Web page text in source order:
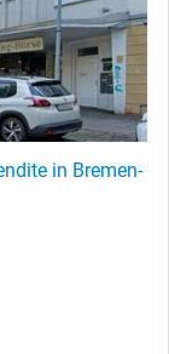
in Bremen-